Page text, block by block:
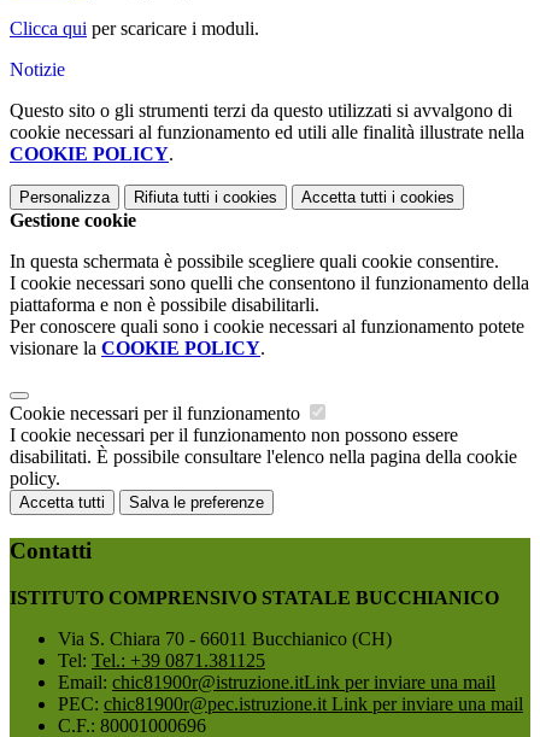
Clicca qui per scaricare i moduli.
Notizie
Questo sito o gli strumenti terzi da questo utilizzati si avvalgono di
cookie necessari al funzionamento ed utili alle finalità illustrate nella
COOKIE POLICY.
Personalizza Rifiuta tutti i cookies Accetta tutti i cookies
Gestione cookie
In questa schermata è possibile scegliere quali cookie consentire.
I cookie necessari sono quelli che consentono il funzionamento della
piattaforma e non è possibile disabilitarli.
Per conoscere quali sono i cookie necessari al funzionamento potete
visionare la COOKIE POLICY.
Cookie necessari per il funzionamento
I cookie necessari per il funzionamento non possono essere
disabilitati. È possibile consultare l'elenco nella pagina della cookie
policy.
Accetta tutti Salva le preferenze
Contatti
ISTITUTO COMPRENSIVO STATALE BUCCHIANICO
Via S. Chiara 70 - 66011 Bucchianico (CH)
Tel: Tel.: +39 0871.381125
Email: chic81900r@istruzione.itLink per inviare una mail
PEC: chic81900r@pec.istruzione.it Link per inviare una mail
C.F.: 80001000696